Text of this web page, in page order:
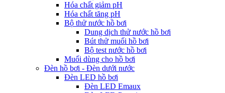
Hóa chất giảm pH
Hóa chất tăng pH
Bộ thử nước hồ bơi
Dung dịch thử nước hồ bơi
Bút thử muối hồ bơi
Bộ test nước hồ bơi
Muối dùng cho hồ bơi
Đèn hồ bơi - Đèn dưới nước
Đèn LED hồ bơi
Đèn LED Emaux